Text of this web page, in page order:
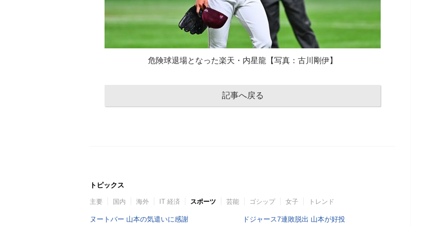
危険球退場となった楽天・内星龍【写真：古川剛伊】
記事へ戻る
トピックス
主要 国内 海外 IT 経済 スポーツ 芸能 ゴシップ 女子 トレンド
ヌートバー 山本の気遣いに感謝
ドジャース7連敗脱出 山本が好投